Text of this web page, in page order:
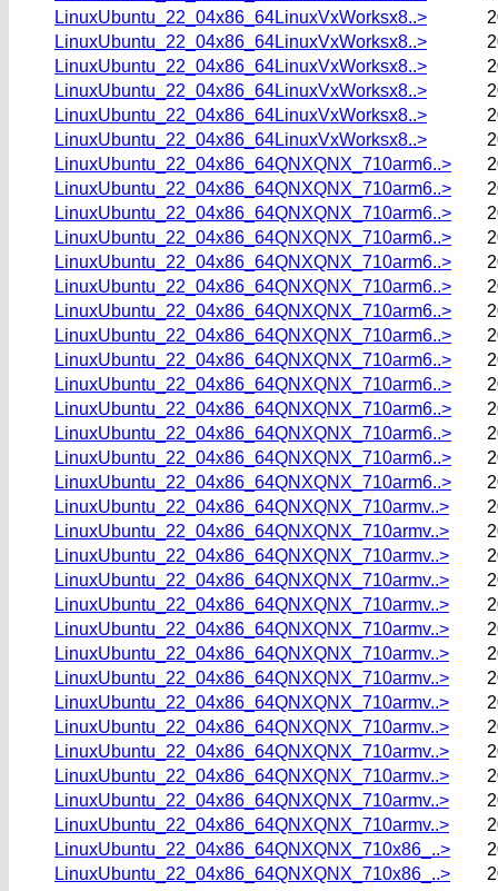
LinuxUbuntu_22_04x86_64LinuxVxWorksx8..>
LinuxUbuntu_22_04x86_64LinuxVxWorksx8..>
LinuxUbuntu_22_04x86_64LinuxVxWorksx8..>
LinuxUbuntu_22_04x86_64LinuxVxWorksx8..>
LinuxUbuntu_22_04x86_64LinuxVxWorksx8..>
LinuxUbuntu_22_04x86_64LinuxVxWorksx8..>
LinuxUbuntu_22_04x86_64QNXQNX_710arm6..>
LinuxUbuntu_22_04x86_64QNXQNX_710arm6..>
LinuxUbuntu_22_04x86_64QNXQNX_710arm6..>
LinuxUbuntu_22_04x86_64QNXQNX_710arm6..>
LinuxUbuntu_22_04x86_64QNXQNX_710arm6..>
LinuxUbuntu_22_04x86_64QNXQNX_710arm6..>
LinuxUbuntu_22_04x86_64QNXQNX_710arm6..>
LinuxUbuntu_22_04x86_64QNXQNX_710arm6..>
LinuxUbuntu_22_04x86_64QNXQNX_710arm6..>
LinuxUbuntu_22_04x86_64QNXQNX_710arm6..>
LinuxUbuntu_22_04x86_64QNXQNX_710arm6..>
LinuxUbuntu_22_04x86_64QNXQNX_710arm6..>
LinuxUbuntu_22_04x86_64QNXQNX_710arm6..>
LinuxUbuntu_22_04x86_64QNXQNX_710arm6..>
LinuxUbuntu_22_04x86_64QNXQNX_710armv..>
LinuxUbuntu_22_04x86_64QNXQNX_710armv..>
LinuxUbuntu_22_04x86_64QNXQNX_710armv..>
LinuxUbuntu_22_04x86_64QNXQNX_710armv..>
LinuxUbuntu_22_04x86_64QNXQNX_710armv..>
LinuxUbuntu_22_04x86_64QNXQNX_710armv..>
LinuxUbuntu_22_04x86_64QNXQNX_710armv..>
LinuxUbuntu_22_04x86_64QNXQNX_710armv..>
LinuxUbuntu_22_04x86_64QNXQNX_710armv..>
LinuxUbuntu_22_04x86_64QNXQNX_710armv..>
LinuxUbuntu_22_04x86_64QNXQNX_710armv..>
LinuxUbuntu_22_04x86_64QNXQNX_710armv..>
LinuxUbuntu_22_04x86_64QNXQNX_710armv..>
LinuxUbuntu_22_04x86_64QNXQNX_710armv..>
LinuxUbuntu_22_04x86_64QNXQNX_710x86_..>
LinuxUbuntu_22_04x86_64QNXQNX_710x86_..>